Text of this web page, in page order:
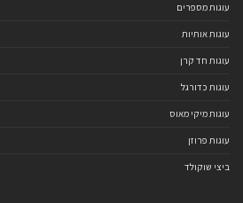
עוגות מספרים
עוגות אותיות
עוגות חד קרן
עוגות כדורגל
עוגות מיקי מאוס
עוגות פרוזן
ביצי שוקולד